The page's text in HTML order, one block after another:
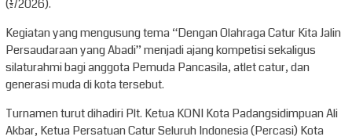
(1/2/2026).
Kegiatan yang mengusung tema “Dengan Olahraga Catur Kita Jalin
Persaudaraan yang Abadi” menjadi ajang kompetisi sekaligus
silaturahmi bagi anggota Pemuda Pancasila, atlet catur, dan
generasi muda di kota tersebut.
Turnamen turut dihadiri Plt. Ketua KONI Kota Padangsidimpuan Ali
Akbar, Ketua Persatuan Catur Seluruh Indonesia (Percasi) Kota